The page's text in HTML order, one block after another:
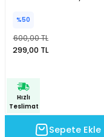
%50
600,00 TL
299,00 TL
Hızlı
Teslimat
Sepete Ekle